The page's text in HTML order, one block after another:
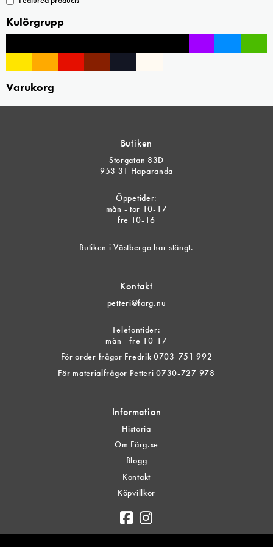
Kulörgrupp
Varukorg
Butiken
Storgatan 83D
953 31 Haparanda
Öppetider:
mån - tor 10-17
fre 10-16
Butiken i Västberga har stängt.
Kontakt
petteri@farg.nu
Telefontider:
mån - fre 10-17
För order frågor Fredrik 0703-751 992
För materialfrågor Petteri 0730-727 978
Information
Historia
Om Färg.se
Blogg
Kontakt
Köpvillkor